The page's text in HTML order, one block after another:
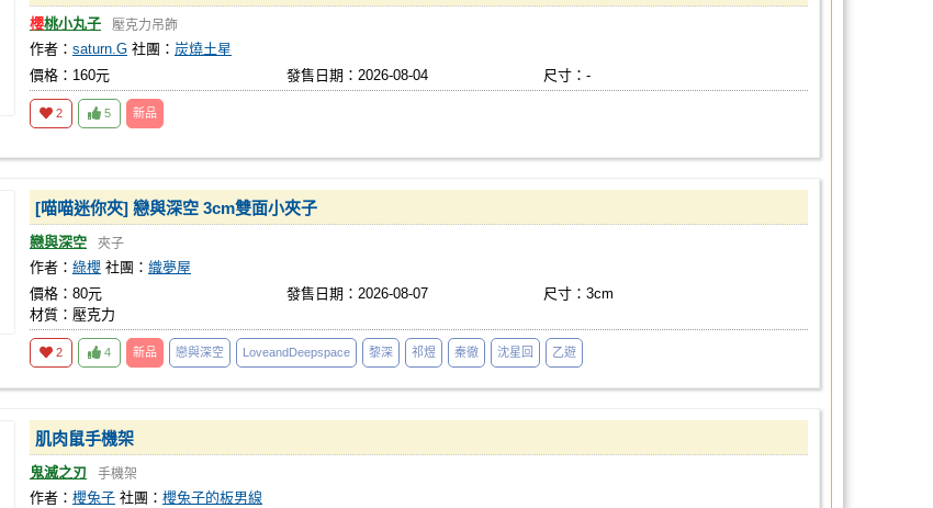
櫻桃小丸子 壓克力吊飾
作者： saturn.G 社團： 炭燒土星
價格：160元
發售日期：2026-08-04 尺寸：-
2 5 新品
[喵喵迷你夾] 戀與深空 3cm雙面小夾子
戀與深空 夾子
作者： 綠櫻 社團： 織夢屋
價格：80元
發售日期：2026-08-07
尺寸：3cm
材質：壓克力
2 4 新品 戀與深空 LoveandDeepspace 黎深 祁煜 秦徹 沈星回 乙遊
肌肉鼠手機架
鬼滅之刃 手機架
作者： 櫻兔子 社團： 櫻兔子的板男線